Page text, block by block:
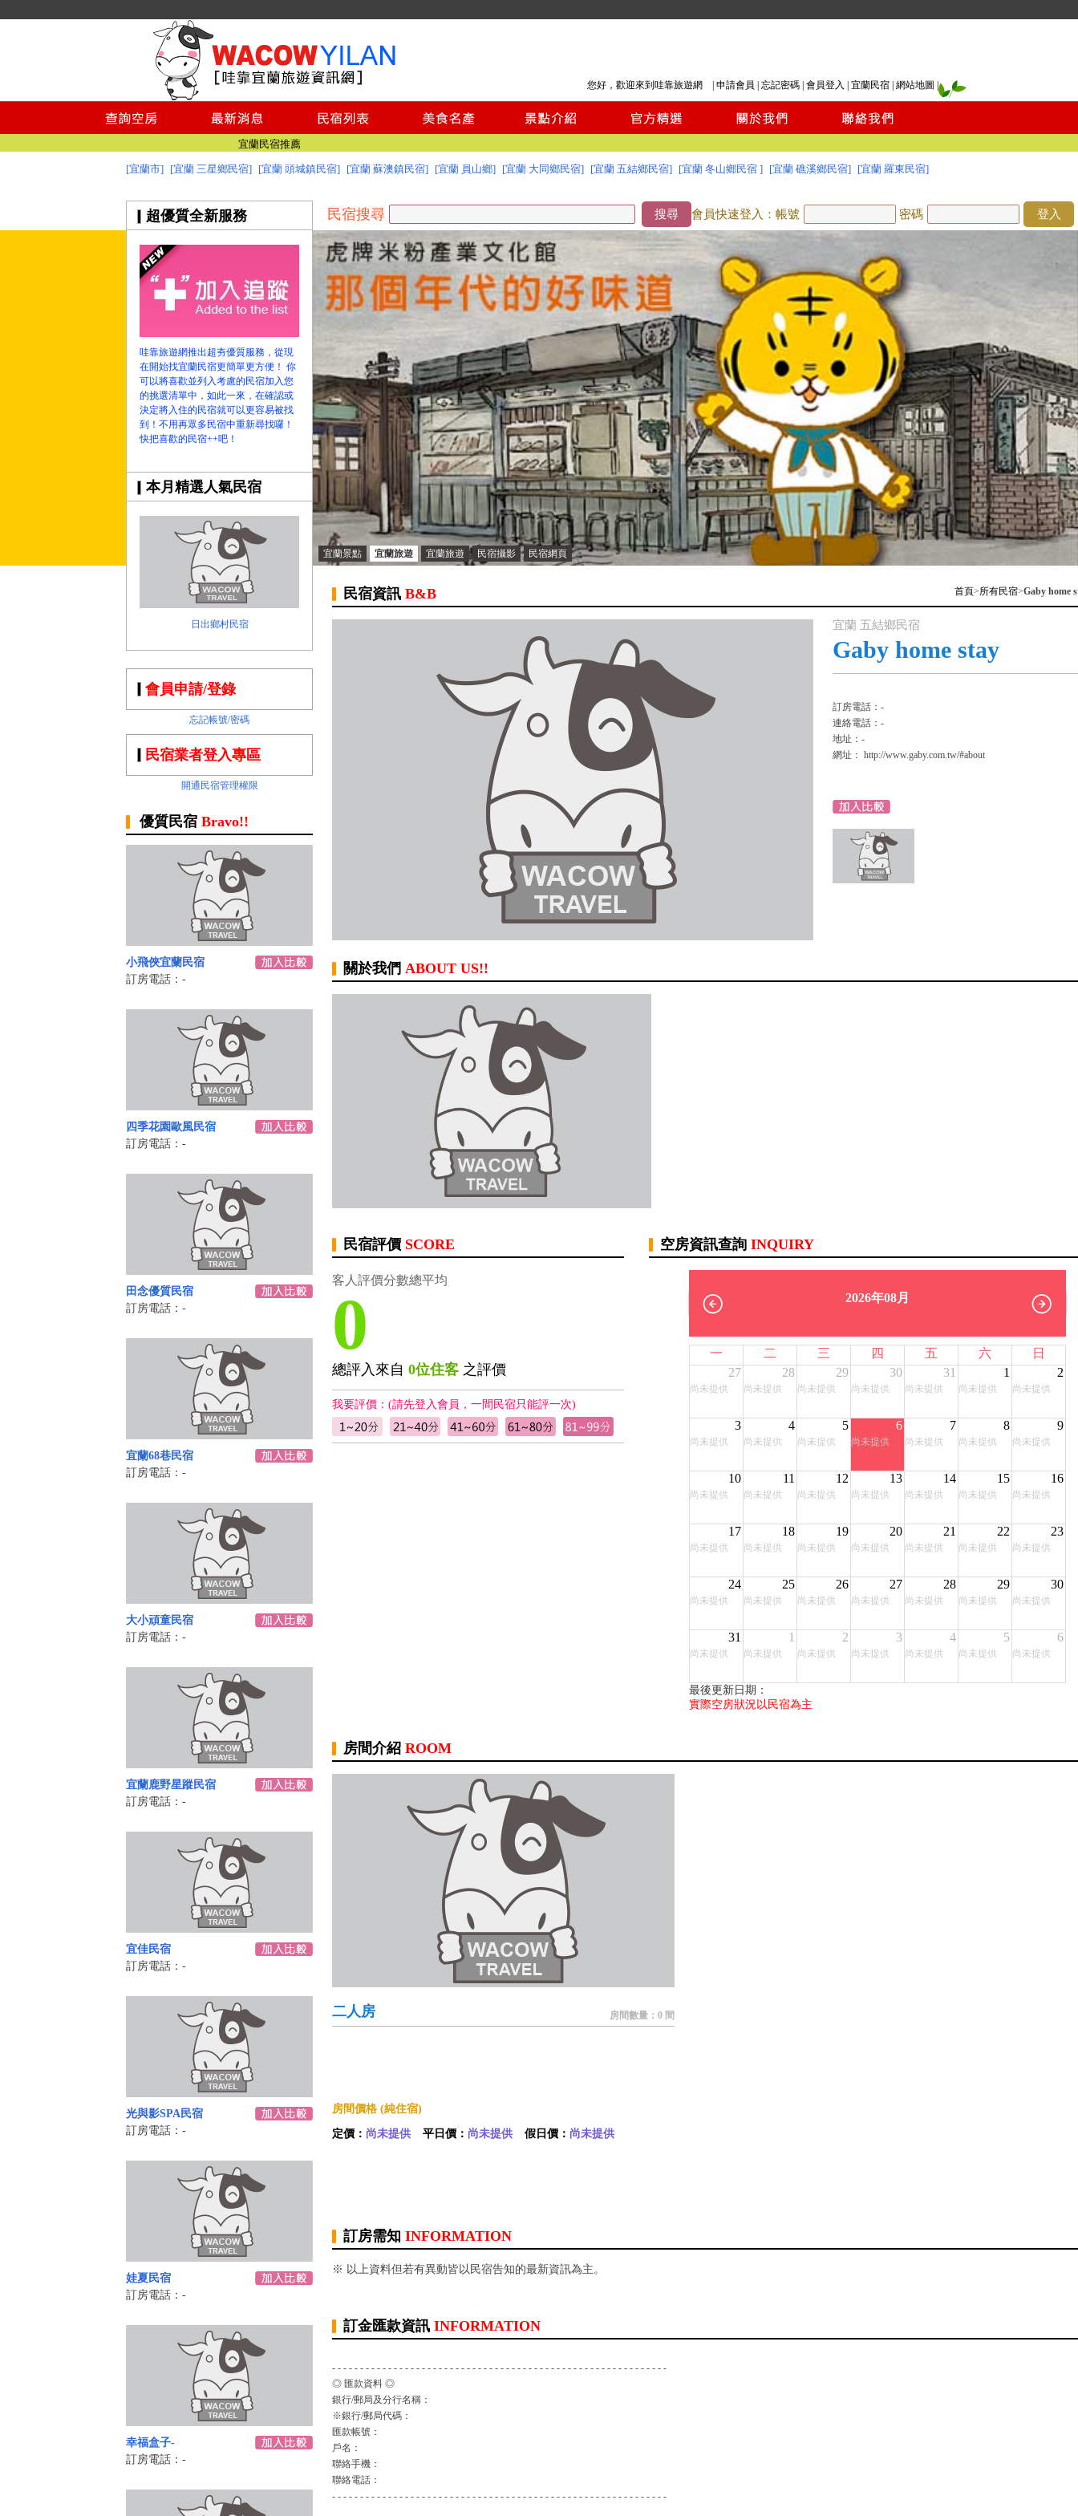
您好，歡迎來到哇靠旅遊網 | 申請會員 忘記密碼 會員登入 宜蘭民宿 網站地圖
宜蘭景點推薦
澎湖民宿推薦
綠島民宿
小琉球民宿
台南民宿
宜蘭民宿推薦
宜蘭美食
宜蘭景點推薦
澎湖民宿推薦
小琉球民宿
台南民宿
[宜蘭市] [宜蘭 三星鄉民宿] [宜蘭 頭城鎮民宿] [宜蘭 蘇澳鎮民宿] [宜蘭 員山鄉] [宜蘭 大同鄉民宿] [宜蘭 五結鄉民宿] [宜蘭 冬山鄉民宿 ] [宜蘭 礁溪鄉民宿] [宜蘭 羅東民宿]
超優質全新服務
哇靠旅遊網推出超夯優質服務，從現
在開始找宜蘭民宿更簡單更方便！ 你
可以將喜歡並列入考慮的民宿加入您
的挑選清單中，如此一來，在確認或
決定將入住的民宿就可以更容易被找
到！不用再眾多民宿中重新尋找囉！
快把喜歡的民宿++吧！
本月精選人氣民宿
日出鄉村民宿
宜蘭景點 宜蘭旅遊 宜蘭旅遊 民宿攝影 民宿網頁
民宿搜尋 搜尋 會員快速登入：帳號 密碼 登入
會員申請/登錄
忘記帳號/密碼
民宿業者登入專區
開通民宿管理權限
優質民宿 Bravo!!
小飛俠宜蘭民宿
訂房電話：-
四季花園歐風民宿
訂房電話：-
田念優質民宿
訂房電話：-
宜蘭68巷民宿
訂房電話：-
大小頑童民宿
訂房電話：-
宜蘭鹿野星蹤民宿
訂房電話：-
宜佳民宿
訂房電話：-
光與影SPA民宿
訂房電話：-
娃夏民宿
訂房電話：-
幸福盒子-
訂房電話：-
民宿資訊 B&B 首頁>所有民宿>Gaby home
宜蘭 五結鄉民宿
Gaby home stay
訂房電話：-
連絡電話：-
地址：-
網址： http://www.gaby.com.tw/#about
關於我們 ABOUT US!!
民宿評價 SCORE
客人評價分數總平均
0
總評入來自 0位住客 之評價
我要評價：(請先登入會員，一間民宿只能評一次)
空房資訊查詢 INQUIRY
2026年08月
一 二 三 四 五 六
日
27
尚未提供
28
尚未提供
29
尚未提供
30
尚未提供
31
尚未提供
1
尚未提供
2
尚未提供
3
尚未提供
4
尚未提供
5
尚未提供
6
尚未提供
7
尚未提供
8
尚未提供
9
尚未提供
10
尚未提供
11
尚未提供
12
尚未提供
13
尚未提供
14
尚未提供
15
尚未提供
16
尚未提供
17
尚未提供
18
尚未提供
19
尚未提供
20
尚未提供
21
尚未提供
22
尚未提供
23
尚未提供
24
尚未提供
25
尚未提供
26
尚未提供
27
尚未提供
28
尚未提供
29
尚未提供
30
尚未提供
31
尚未提供
1
尚未提供
2
尚未提供
3
尚未提供
4
尚未提供
5
尚未提供
6
尚未提供
最後更新日期：
實際空房狀況以民宿為主
房間介紹 ROOM
二人房 房間數量：0 間
房間價格 (純住宿)
定價： 尚未提供 平日價： 尚未提供 假日價： 尚未提供
訂房需知 INFORMATION
※ 以上資料但若有異動皆以民宿告知的最新資訊為主。
訂金匯款資訊 INFORMATION
- - - - - - - - - - - - - - - - - - - - - - - - - - - - - - - - - - - - - - - - - - - - - - - - - - - - - - - - - - - -
◎ 匯款資料 ◎
銀行/郵局及分行名稱：
※銀行/郵局代碼：
匯款帳號：
戶名：
聯絡手機：
聯絡電話：
- - - - - - - - - - - - - - - - - - - - - - - - - - - - - - - - - - - - - - - - - - - - - - - - - - - - - - - - - - - -